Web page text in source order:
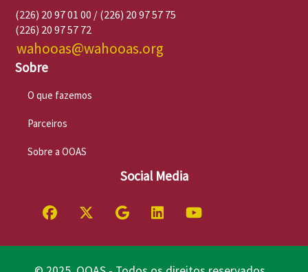
(226) 20 97 01 00 / (226) 20 97 57 75
(226) 20 97 57 72
wahooas@wahooas.org
Sobre
O que fazemos
Parceiros
Sobre a OOAS
Social Media